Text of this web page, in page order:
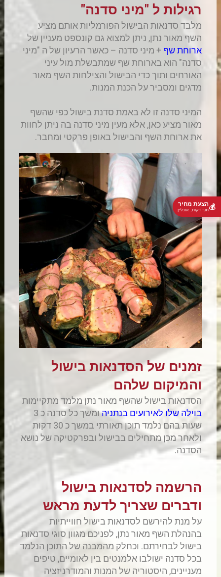
💰הצעת מחיר
תוך דקות, אונליין
רגילות ל "מיני סדנה"
מלבד סדנאות הבישול הפורמליות אותם מציע
השף מאור נתן, ניתן למצוא גם קונספט מעניין של
ארוחת שף + מיני סדנה – כאשר הרעיון של ה "מיני
סדנה" הוא בארוחת שף שמתבשלת מול עיני
האורחים ותוך כדי הבישול והצילחות השף מאור
מדגים ומסביר על הכנת המנות.
המיני סדנה זו לא באמת סדנת בישול כפי שהשף
מאור מציע כאן, אלא מעין מיני סדנה בה ניתן לחוות
את ארוחת השף והבישול באופן פרקטי ומחבר.
זמנים של הסדנאות בישול
והמיקום שלהם
הסדנאות בישול שהשף מאור נתן מלמד מתקיימות
בוילה שלו לאירועים בנתניה
ומשך כל סדנה כ 3
שעות בהם נלמד תוכן תאורתי במשך כ 30 דקות
ולאחר מכן מתחילים בבישול ובפרקטיקה של נושא
הסדנה.
הרשמה לסדנאות בישול
ודברים שצריך לדעת מראש
על מנת להירשם לסדנאות בישול חווייתיות
בהנהלת השף מאור נתן, לפניכם מגוון סוגי סדנאות
בישול לבחירתם. וכחלק מהמבנה של התוכן הנלמד
בכל סדנה ישולבו אלמנטים בין לאומיים, טיפים
מעניינים, היסטוריה של המנות והמודרניזציה